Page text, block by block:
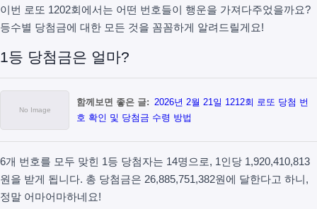
이번 로또 1202회에서는 어떤 번호들이 행운을 가져다주었을까요?
등수별 당첨금에 대한 모든 것을 꼼꼼하게 알려드릴게요!
1등 당첨금은 얼마?
함께보면 좋은 글: 2026년 2월 21일 1212회 로또 당첨 번
호 확인 및 당첨금 수령 방법
6개 번호를 모두 맞힌 1등 당첨자는 14명으로, 1인당 1,920,410,813
원을 받게 됩니다. 총 당첨금은 26,885,751,382원에 달한다고 하니,
정말 어마어마하네요!